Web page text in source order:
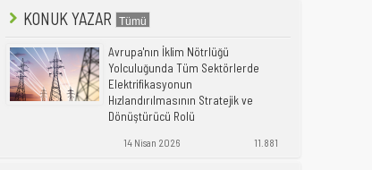
KONUK YAZAR
Avrupa'nın İklim Nötrlüğü
Yolculuğunda Tüm Sektörlerde
Elektrifikasyonun
Hızlandırılmasının Stratejik ve
Dönüştürücü Rolü
14 Nisan 2026 11.881